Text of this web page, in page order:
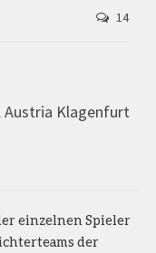
14
Austria Klagenfurt
einzelnen Spieler
der